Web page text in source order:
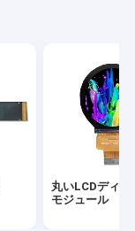
丸いLCDディス
モジュール